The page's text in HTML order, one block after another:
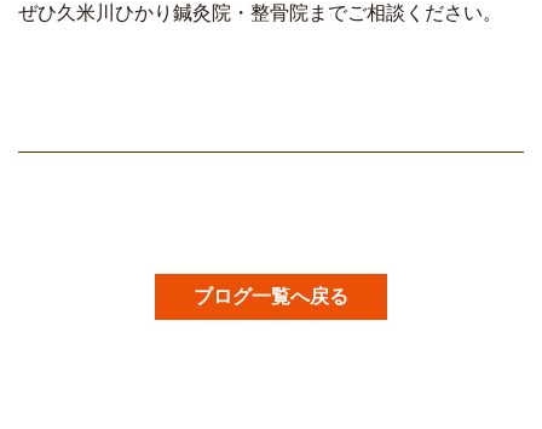
ぜひ久米川ひかり鍼灸院・整骨院までご相談ください。
ブログ一覧へ戻る